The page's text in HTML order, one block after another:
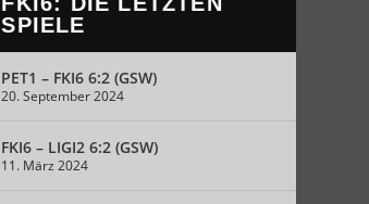
SPIELE
PET1 – FKI6 6:2 (GSW)
20. September 2024
FKI6 – LIGI2 6:2 (GSW)
11. März 2024